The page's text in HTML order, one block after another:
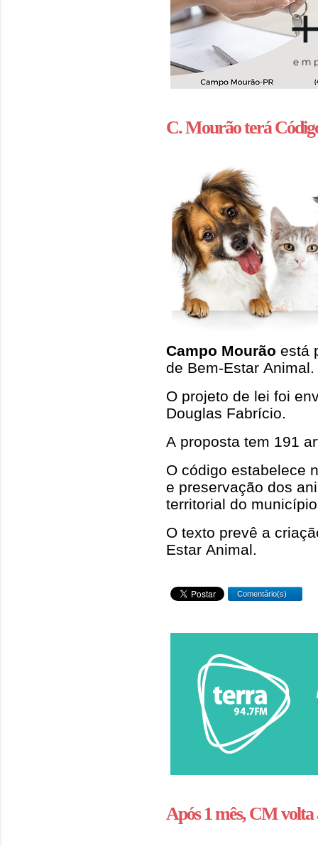
C. Mourão terá
Campo Mourão está
de Bem-Estar Animal.
O projeto de lei foi
Douglas Fabrício.
A proposta tem 191
O código estabelece
e preservação dos
territorial do
O texto prevê a
Estar Animal.
Comentário(s)
Após 1 mês, CM volta